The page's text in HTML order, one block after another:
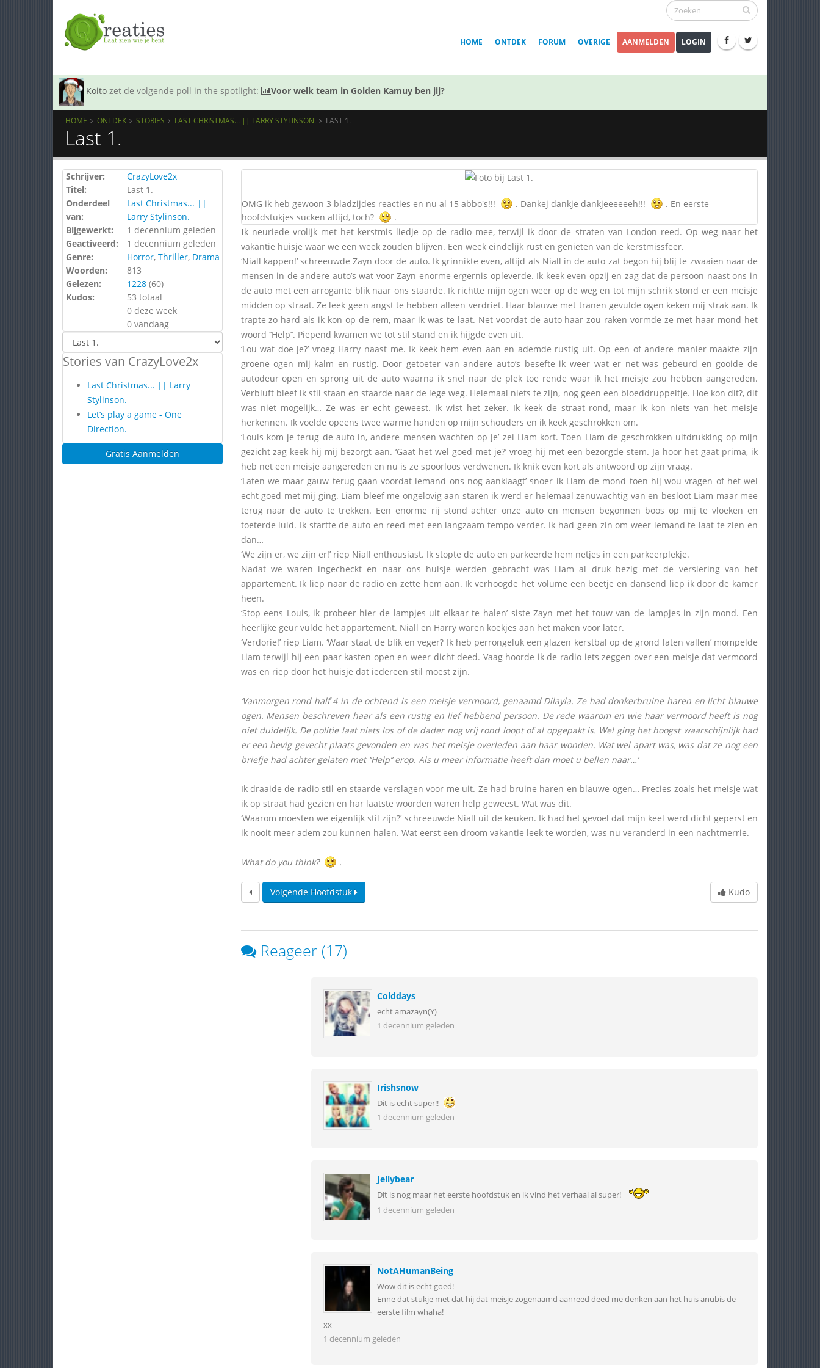
HOME ONTDEK FORUM OVERIGE AANMELDEN LOGIN
Koito zet de volgende poll in the spotlight: Voor welk team in Golden Kamuy ben jij?
HOME ONTDEK STORIES LAST CHRISTMAS... || LARRY STYLINSON. LAST 1.
Last 1.
Schrijver:
CrazyLove2x
Titel:
Last 1.
Onderdeel
van:
Last Christmas... ||
Larry Stylinson.
Bijgewerkt:
1 decennium geleden
Geactiveerd:
1 decennium geleden
Genre:
Horror, Thriller, Drama
Woorden:
813
Gelezen:
1228 (60)
Kudos:
53 totaal
0 deze week
0 vandaag
Stories van CrazyLove2x
Last Christmas... || Larry
Stylinson.
Let’s play a game - One
Direction.
Gratis Aanmelden
OMG ik heb gewoon 3 bladzijdes reacties en nu al 15 abbo's!!! . Dankej dankje dankjeeeeeeh!!!
. En eerste
hoofdstukjes sucken altijd, toch?
.
Ik neuriede vrolijk met het kerstmis liedje op de radio mee, terwijl ik door de straten van London reed. Op weg naar het
vakantie huisje waar we een week zouden blijven. Een week eindelijk rust en genieten van de kerstmissfeer.
‘Niall kappen!’ schreeuwde Zayn door de auto. Ik grinnikte even, altijd als Niall in de auto zat begon hij blij te zwaaien naar de
mensen in de andere auto’s wat voor Zayn enorme ergernis opleverde. Ik keek even opzij en zag dat de persoon naast ons in
de auto met een arrogante blik naar ons staarde. Ik richtte mijn ogen weer op de weg en tot mijn schrik stond er een meisje
midden op straat. Ze leek geen angst te hebben alleen verdriet. Haar blauwe met tranen gevulde ogen keken mij strak aan. Ik
trapte zo hard als ik kon op de rem, maar ik was te laat. Net voordat de auto haar zou raken vormde ze met haar mond het
woord ‘’Help’’. Piepend kwamen we tot stil stand en ik hijgde even uit.
‘Lou wat doe je?’ vroeg Harry naast me. Ik keek hem even aan en ademde rustig uit. Op een of andere manier maakte zijn
groene ogen mij kalm en rustig. Door getoeter van andere auto’s besefte ik weer wat er net was gebeurd en gooide de
autodeur open en sprong uit de auto waarna ik snel naar de plek toe rende waar ik het meisje zou hebben aangereden.
Verbluft bleef ik stil staan en staarde naar de lege weg. Helemaal niets te zijn, nog geen een bloeddruppeltje. Hoe kon dit?, dit
was niet mogelijk… Ze was er echt geweest. Ik wist het zeker. Ik keek de straat rond, maar ik kon niets van het meisje
herkennen. Ik voelde opeens twee warme handen op mijn schouders en ik keek geschrokken om.
‘Louis kom je terug de auto in, andere mensen wachten op je’ zei Liam kort. Toen Liam de geschrokken uitdrukking op mijn
gezicht zag keek hij mij bezorgt aan. ‘Gaat het wel goed met je?’ vroeg hij met een bezorgde stem. Ja hoor het gaat prima, ik
heb net een meisje aangereden en nu is ze spoorloos verdwenen. Ik knik even kort als antwoord op zijn vraag.
‘Laten we maar gauw terug gaan voordat iemand ons nog aanklaagt’ snoer ik Liam de mond toen hij wou vragen of het wel
echt goed met mij ging. Liam bleef me ongelovig aan staren ik werd er helemaal zenuwachtig van en besloot Liam maar mee
terug naar de auto te trekken. Een enorme rij stond achter onze auto en mensen begonnen boos op mij te vloeken en
toeterde luid. Ik startte de auto en reed met een langzaam tempo verder. Ik had geen zin om weer iemand te laat te zien en
dan…
‘We zijn er, we zijn er!’ riep Niall enthousiast. Ik stopte de auto en parkeerde hem netjes in een parkeerplekje.
Nadat we waren ingecheckt en naar ons huisje werden gebracht was Liam al druk bezig met de versiering van het
appartement. Ik liep naar de radio en zette hem aan. Ik verhoogde het volume een beetje en dansend liep ik door de kamer
heen.
‘Stop eens Louis, ik probeer hier de lampjes uit elkaar te halen’ siste Zayn met het touw van de lampjes in zijn mond. Een
heerlijke geur vulde het appartement. Niall en Harry waren koekjes aan het maken voor later.
‘Verdorie!’ riep Liam. ‘Waar staat de blik en veger? Ik heb perrongeluk een glazen kerstbal op de grond laten vallen’ mompelde
Liam terwijl hij een paar kasten open en weer dicht deed. Vaag hoorde ik de radio iets zeggen over een meisje dat vermoord
was en riep door het huisje dat iedereen stil moest zijn.
‘Vanmorgen rond half 4 in de ochtend is een meisje vermoord, genaamd Dilayla. Ze had donkerbruine haren en licht blauwe
ogen. Mensen beschreven haar als een rustig en lief hebbend persoon. De rede waarom en wie haar vermoord heeft is nog
niet duidelijk. De politie laat niets los of de dader nog vrij rond loopt of al opgepakt is. Wel ging het hoogst waarschijnlijk had
er een hevig gevecht plaats gevonden en was het meisje overleden aan haar wonden. Wat wel apart was, was dat ze nog een
briefje had achter gelaten met ‘’Help’’ erop. Als u meer informatie heeft dan moet u bellen naar…’
Ik draaide de radio stil en staarde verslagen voor me uit. Ze had bruine haren en blauwe ogen… Precies zoals het meisje wat
ik op straat had gezien en har laatste woorden waren help geweest. Wat was dit.
‘Waarom moesten we eigenlijk stil zijn?’ schreeuwde Niall uit de keuken. Ik had het gevoel dat mijn keel werd dicht geperst en
ik nooit meer adem zou kunnen halen. Wat eerst een droom vakantie leek te worden, was nu veranderd in een nachtmerrie.
What do you think? .
Kudo
Volgende Hoofdstuk
Reageer (17)
Colddays
echt amazayn(Y)
1 decennium geleden
Irishsnow
Dit is echt super!!
1 decennium geleden
Jellybear
Dit is nog maar het eerste hoofdstuk en ik vind het verhaal al super!
1 decennium geleden
NotAHumanBeing
Wow dit is echt goed!
Enne dat stukje met dat hij dat meisje zogenaamd aanreed deed me denken aan het huis anubis de
eerste film whaha!
xx
1 decennium geleden